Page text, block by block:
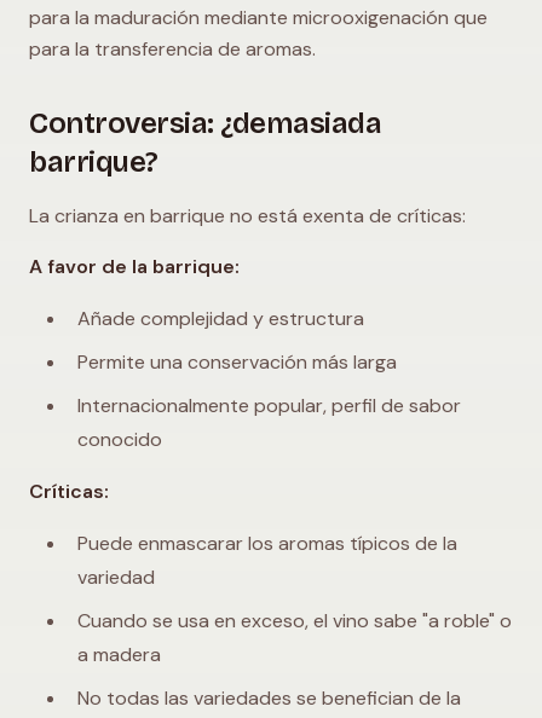
para la maduración mediante microoxigenación que
para la transferencia de aromas.
Controversia: ¿demasiada
barrique?
La crianza en barrique no está exenta de críticas:
A favor de la barrique:
Añade complejidad y estructura
Permite una conservación más larga
Internacionalmente popular, perfil de sabor
conocido
Críticas:
Puede enmascarar los aromas típicos de la
variedad
Cuando se usa en exceso, el vino sabe "a roble" o
a madera
No todas las variedades se benefician de la